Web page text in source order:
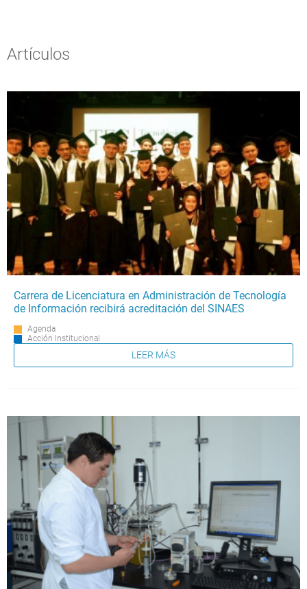
Artículos
Carrera de Licenciatura en Administración de Tecnología
de Información recibirá acreditación del SINAES
Agenda
Acción Institucional
LEER MÁS